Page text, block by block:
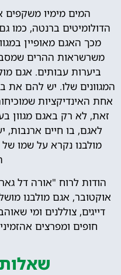
המים מימיו
הדולומיטים ברנטה, כמו
מכך האגם מאופיין
משרשראות ההרים
ביערות עבותים. אגם
המגוונים שלו. יש להם את
אחת האינדיקציות
זאת, לא רק באגם מגוון
לאגם, בו חיים ארנבות,
מולבנו נקרא על שמו
הודות לרוח "אורה דל
אוקטובר, אגם מולבנו
דייגים, צוללנים ומי
חופים ומפרצים